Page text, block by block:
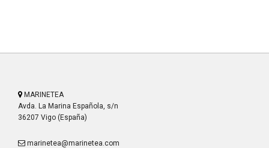
MARINETEA
Avda. La Marina Española, s/n
36207 Vigo (España)
marinetea@marinetea.com